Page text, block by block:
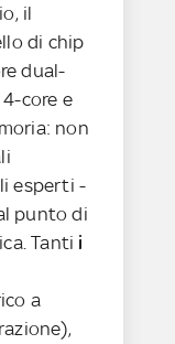
il
di chip
dual-
core e
non
esperti -
punto di
Tanti i
a